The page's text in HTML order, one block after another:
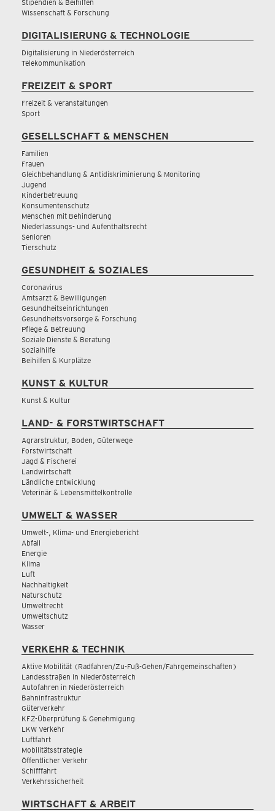
Stipendien & Beihilfen
Wissenschaft & Forschung
DIGITALISIERUNG & TECHNOLOGIE
Digitalisierung in Niederösterreich
Telekommunikation
FREIZEIT & SPORT
Freizeit & Veranstaltungen
Sport
GESELLSCHAFT & MENSCHEN
Familien
Frauen
Gleichbehandlung & Antidiskriminierung & Monitoring
Jugend
Kinderbetreuung
Konsumentenschutz
Menschen mit Behinderung
Niederlassungs- und Aufenthaltsrecht
Senioren
Tierschutz
GESUNDHEIT & SOZIALES
Coronavirus
Amtsarzt & Bewilligungen
Gesundheitseinrichtungen
Gesundheitsvorsorge & Forschung
Pflege & Betreuung
Soziale Dienste & Beratung
Sozialhilfe
Beihilfen & Kurplätze
KUNST & KULTUR
Kunst & Kultur
LAND- & FORSTWIRTSCHAFT
Agrarstruktur, Boden, Güterwege
Forstwirtschaft
Jagd & Fischerei
Landwirtschaft
Ländliche Entwicklung
Veterinär & Lebensmittelkontrolle
UMWELT & WASSER
Umwelt-, Klima- und Energiebericht
Abfall
Energie
Klima
Luft
Nachhaltigkeit
Naturschutz
Umweltrecht
Umweltschutz
Wasser
VERKEHR & TECHNIK
Aktive Mobilität (Radfahren/Zu-Fuß-Gehen/Fahrgemeinschaften)
Landesstraßen in Niederösterreich
Autofahren in Niederösterreich
Bahninfrastruktur
Güterverkehr
KFZ-Überprüfung & Genehmigung
LKW Verkehr
Luftfahrt
Mobilitätsstrategie
Öffentlicher Verkehr
Schifffahrt
Verkehrssicherheit
WIRTSCHAFT & ARBEIT